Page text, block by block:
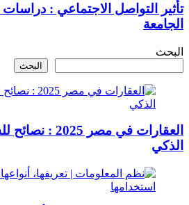
تأثير التواصل الاجتماعي :
الجامعة
البحث
البحث
العقارات في مصر
الذكي